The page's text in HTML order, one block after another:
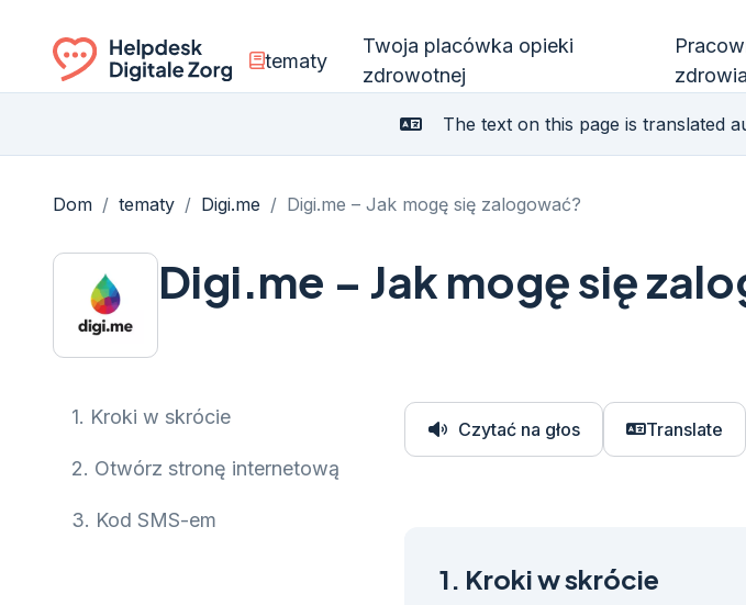
Ga naar de homepagina
tematy
Twoja placówka opieki
zdrowotnej
zdrowia
The text on this page is translated
Dom / tematy / Digi.me / Digi.me – Jak mogę się zalogować?
Digi.me – Jak mogę się
1. Kroki w skrócie
2. Otwórz stronę internetową
3. Kod SMS-em
Czytać na głos Translate
1. Kroki w skrócie